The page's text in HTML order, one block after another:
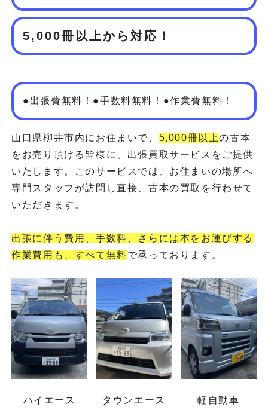
5,000冊以上から対応！
●出張費無料！●手数料無料！●作業費無料！
山口県柳井市内にお住まいで、 5,000冊以上の古本
をお売り頂ける皆様に、出張買取サービスをご提供
いたします。このサービスでは、お住まいの場所へ
専門スタッフが訪問し直接、古本の買取を行わせて
いただきます。
出張に伴う費用、手数料、さらには本をお運びする
作業費用も、すべて無料で承っております。
ハイエース タウンエース 軽自動車